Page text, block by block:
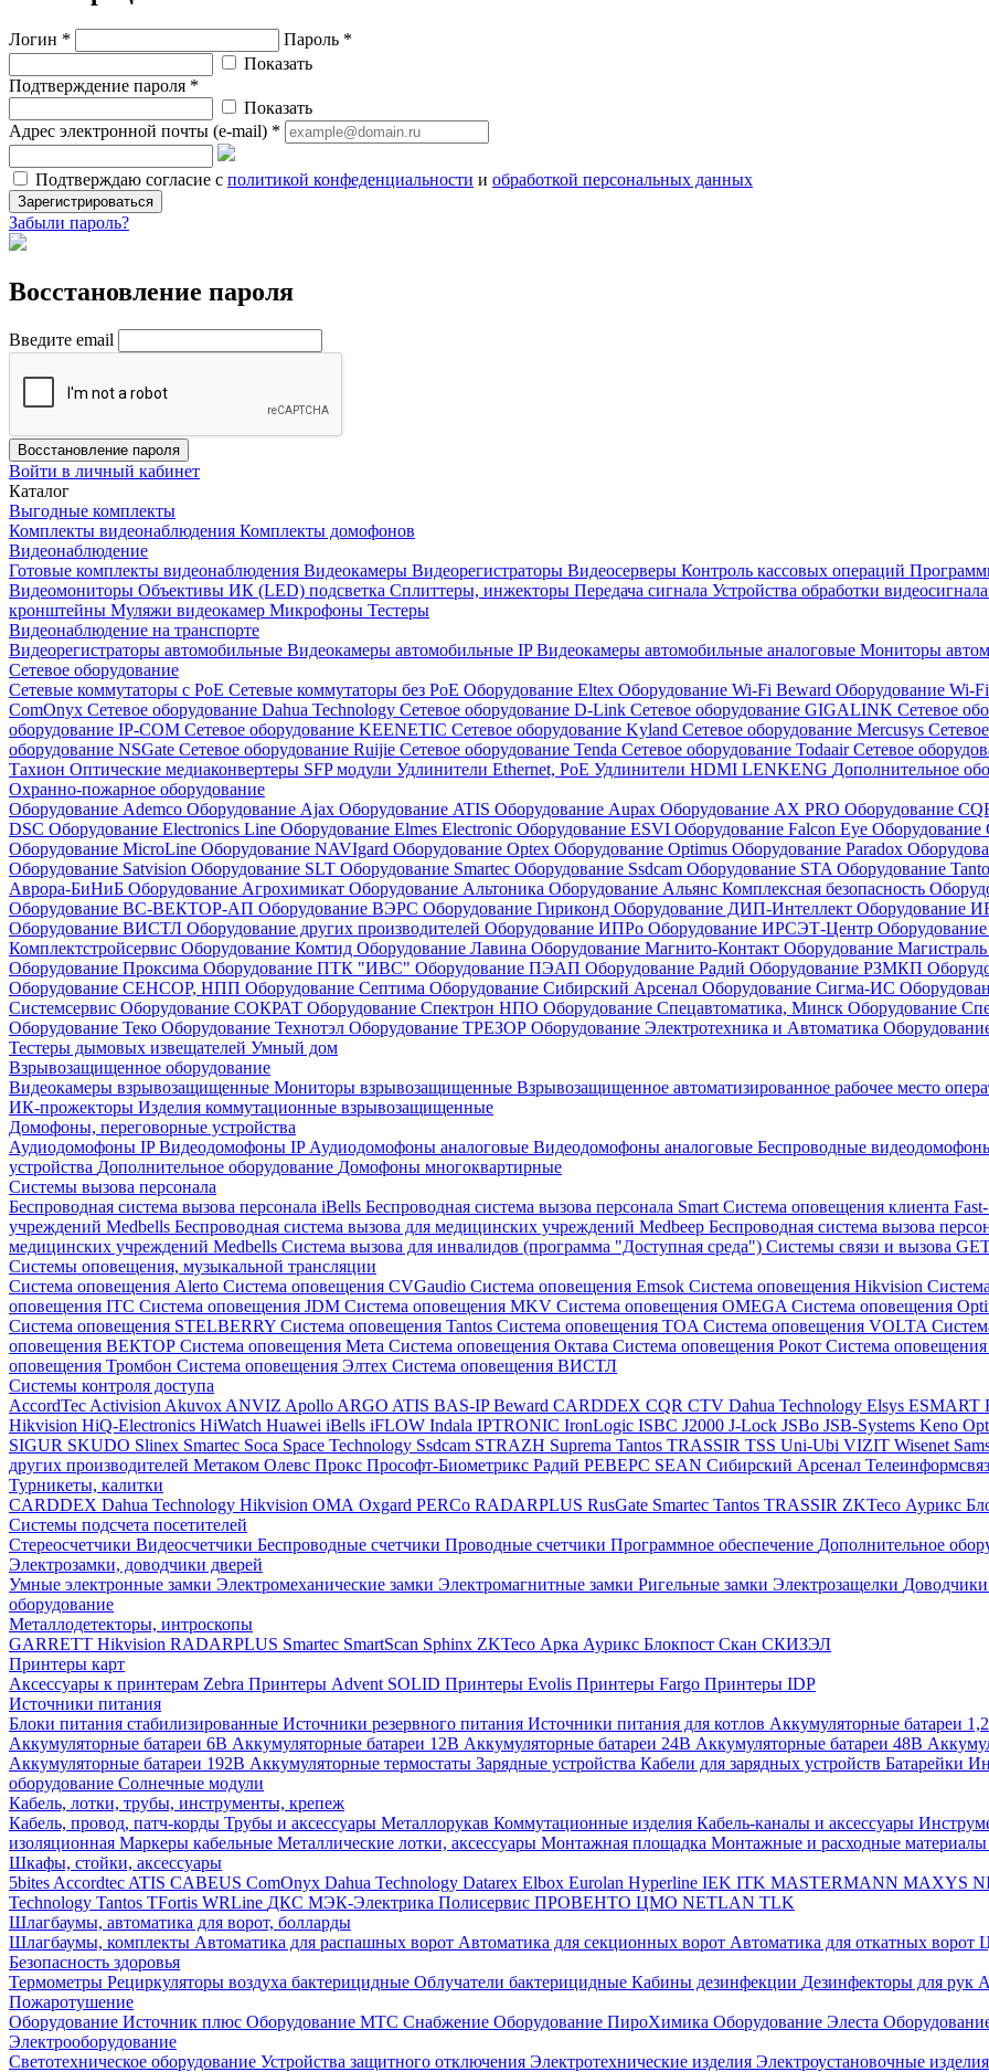
Логин *
Пароль *
Показать
Подтверждение пароля *
Показать
Адрес электронной почты (e-mail) *
Подтверждаю согласие с политикой конфеденциальности и обработкой персональных данных
Зарегистрироваться
Забыли пароль?
Восстановление пароля
Введите email
Восстановление пароля
Войти в личный кабинет
Каталог
Выгодные комплекты
Комплекты видеонаблюдения Комплекты домофонов
Видеонаблюдение
Готовые комплекты видеонаблюдения Видеокамеры Видеорегистраторы Видеосерверы Контроль кассовых операций
Видеомониторы Объективы ИК (LED) подсветка Сплиттеры, инжекторы Передача сигнала Устройства обработки
кронштейны Муляжи видеокамер Микрофоны Тестеры
Видеонаблюдение на транспорте
Видеорегистраторы автомобильные Видеокамеры автомобильные IPВидеокамеры автомобильные аналоговые Мониторы
Сетевое оборудование
Сетевые коммутаторы с РоЕ Сетевые коммутаторы без РоЕ Оборудование Eltex Оборудование Wi-Fi Beward Оборудование Wi-
ComOnyx Сетевое оборудование Dahua Technology Сетевое оборудование D-Link Сетевое оборудование GIGALINK Сетевое
оборудование IP-COM Сетевое оборудование KEENETIC Сетевое оборудование Kyland Сетевое оборудование Mercusys
оборудование NSGate Сетевое оборудование Ruijie Сетевое оборудование Tenda Сетевое оборудование TodaairСетевое
Тахион Оптические медиаконвертеры SFP модули Удлинители Ethernet, PoE Удлинители HDMI LENKENG Дополнительное
Охранно-пожарное оборудование
Оборудование Ademco Оборудование Ajax Оборудование ATIS Оборудование Aupax Оборудование AX PRO Оборудование
DSC Оборудование Electronics Line Оборудование Elmes Electronic Оборудование ESVI Оборудование Falcon Eye Оборудование
Оборудование MicroLine Оборудование NAVIgard Оборудование Optex Оборудование Optimus Оборудование Paradox
Оборудование Satvision Оборудование SLT Оборудование Smartec Оборудование Ssdcam Оборудование STA Оборудование
Аврора-БиНиБ Оборудование Агрохимикат Оборудование Альтоника Оборудование Альянс Комплексная безопасность
Оборудование ВС-ВЕКТОР-АП Оборудование ВЭРС Оборудование Гириконд Оборудование ДИП-Интеллект Оборудование
Оборудование ВИСТЛ Оборудование других производителей Оборудование ИПРо Оборудование ИРСЭТ-Центр
Комплектстройсервис Оборудование Комтид Оборудование Лавина Оборудование Магнито-Контакт Оборудование
Оборудование Проксима Оборудование ПТК "ИВС" Оборудование ПЭАП Оборудование Радий Оборудование РЗМКП
Оборудование СЕНСОР, НПП Оборудование Септима Оборудование Сибирский Арсенал Оборудование Сигма-ИС
Системсервис Оборудование СОКРАТ Оборудование Спектрон НПО Оборудование Спецавтоматика, Минск Оборудование
Оборудование Теко Оборудование Технотэл Оборудование ТРЕЗОР Оборудование Электротехника и Автоматика
Тестеры дымовых извещателей Умный дом
Взрывозащищенное оборудование
Видеокамеры взрывозащищенные Мониторы взрывозащищенные Взрывозащищенное автоматизированное рабочее место
ИК-прожекторы Изделия коммутационные взрывозащищенные
Домофоны, переговорные устройства
Аудиодомофоны IPВидеодомофоны IP Аудиодомофоны аналоговые Видеодомофоны аналоговые Беспроводные
устройства Дополнительное оборудование Домофоны многоквартирные
Системы вызова персонала
Беспроводная система вызова персонала iBells Беспроводная система вызова персонала Smart Система оповещения клиента
учреждений Medbells Беспроводная система вызова для медицинских учреждений Medbeep Беспроводная система вызова
медицинских учреждений Medbells Система вызова для инвалидов (программа "Доступная среда") Системы связи и вызова
Системы оповещения, музыкальной трансляции
Система оповещения Alerto Система оповещения CVGaudio Система оповещения Emsok Система оповещения Hikvision
оповещения ITC Система оповещения JDM Система оповещения MKV Система оповещения OMEGA Система оповещения
Система оповещения STELBERRY Система оповещения Tantos Система оповещения TOA Система оповещения VOLTA
оповещения ВЕКТОР Система оповещения Мета Система оповещения Октава Система оповещения Рокот Система
оповещения Тромбон Система оповещения Элтех Система оповещения ВИСТЛ
Системы контроля доступа
AccordTec Activision Akuvox ANVIZ Apollo ARGO ATIS BAS-IPBeward CARDDEX CQR CTV Dahua Technology Elsys ESMART
Hikvision HiQ-Electronics HiWatch Huawei iBells iFLOW Indala IPTRONIC IronLogic ISBC J2000 J-Lock JSBo JSB-Systems Keno
SIGUR SKUDO Slinex Smartec Soca Space Technology Ssdcam STRAZH Suprema Tantos TRASSIR TSS Uni-Ubi VIZIT Wisenet
других производителей Метаком Олевс Прокс Прософт-Биометрикс Радий РЕВЕРС SEAN Сибирский Арсенал
Турникеты, калитки
CARDDEX Dahua Technology Hikvision ОМА Oxgard PERCo RADARPLUS RusGate Smartec Tantos TRASSIR ZKTeco Аурикс
Системы подсчета посетителей
Стереосчетчики Видеосчетчики Беспроводные счетчики Проводные счетчики Программное обеспечение Дополнительное
Электрозамки, доводчики дверей
Умные электронные замки Электромеханические замки Электромагнитные замки Ригельные замки Электрозащелки
оборудование
Металлодетекторы, интроскопы
GARRETT Hikvision RADARPLUS Smartec SmartScan Sphinx ZKTeco Арка Аурикс Блокпост Скан СКИЗЭЛ
Принтеры карт
Аксессуары к принтерам Zebra Принтеры Advent SOLID Принтеры Evolis Принтеры Fargo Принтеры IDP
Источники питания
Блоки питания стабилизированные Источники резервного питания Источники питания для котлов Аккумуляторные батареи
Аккумуляторные батареи 6В Аккумуляторные батареи 12В Аккумуляторные батареи 24В Аккумуляторные батареи 48В
Аккумуляторные батареи 192В Аккумуляторные термостаты Зарядные устройства Кабели для зарядных устройств Батарейки
оборудование Солнечные модули
Кабель, лотки, трубы, инструменты, крепеж
Кабель, провод, патч-корды Трубы и аксессуары Металлорукав Коммутационные изделия Кабель-каналы и аксессуары
изоляционная Маркеры кабельные Металлические лотки, аксессуары Монтажная площадка Монтажные и расходные
Шкафы, стойки, аксессуары
5bites Accordtec ATIS CABEUS ComOnyx Dahua Technology Datarex Elbox Eurolan Hyperline IEK ITK MASTERMANN MAXYS
Technology Tantos TFortis WRLine ДКС МЭК-Электрика Полисервис ПРОВЕНТО ЦМО NETLAN TLK
Шлагбаумы, автоматика для ворот, болларды
Шлагбаумы, комплекты Автоматика для распашных ворот Автоматика для секционных ворот Автоматика для откатных ворот
Безопасность здоровья
Термометры Рециркуляторы воздуха бактерицидные Облучатели бактерицидные Кабины дезинфекции Дезинфекторы для рук
Пожаротушение
Оборудование Источник плюс Оборудование МТС Снабжение Оборудование ПироХимика Оборудование Элеста
Электрооборудование
Светотехническое оборудование Устройства защитного отключения Электротехнические изделия Электроустановочные изделия